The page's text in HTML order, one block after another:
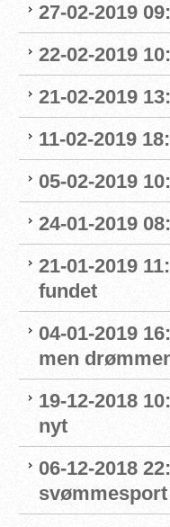
27-02-2019
22-02-2019
21-02-2019
11-02-2019
05-02-2019
24-01-2019
21-01-2019
fundet
04-01-2019
men
19-12-2018
nyt
06-12-2018
svømmesport